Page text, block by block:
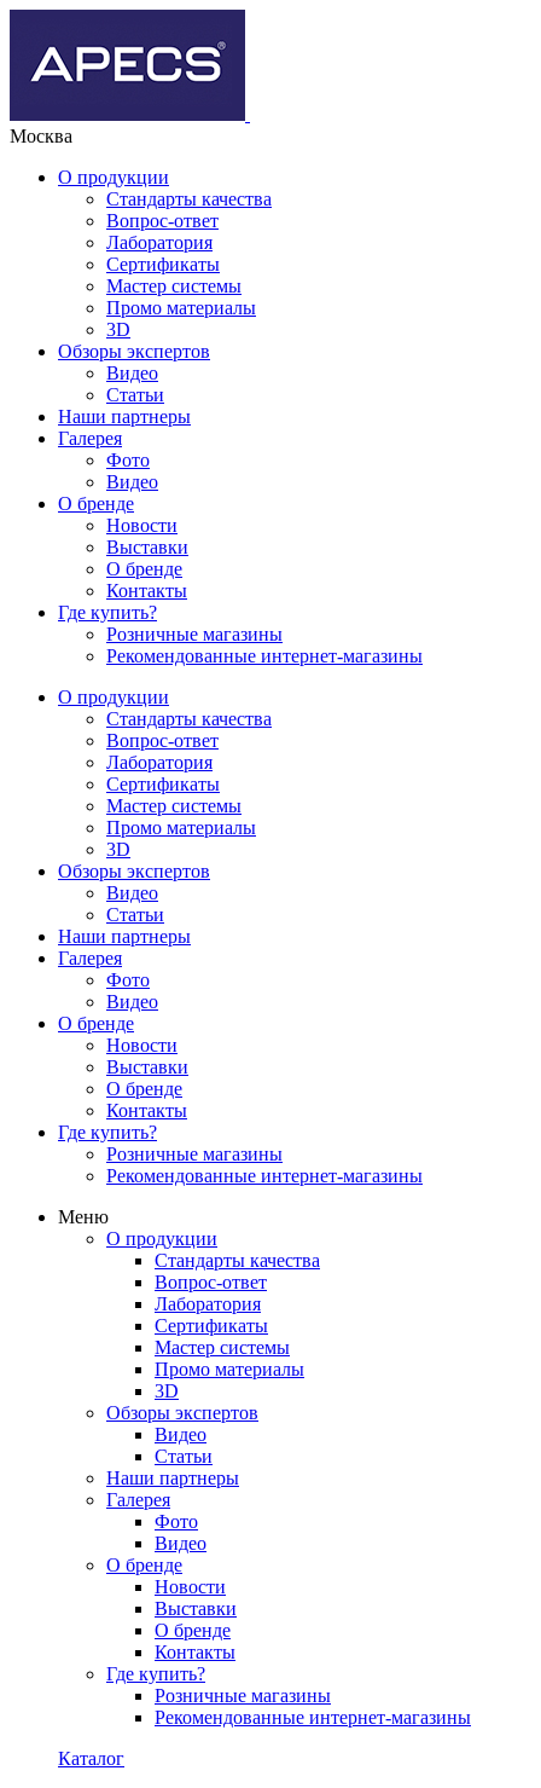
Москва
О продукции
Стандарты качества
Вопрос-ответ
Лаборатория
Сертификаты
Мастер системы
Промо материалы
3D
Обзоры экспертов
Видео
Статьи
Наши партнеры
Галерея
Фото
Видео
О бренде
Новости
Выставки
О бренде
Контакты
Где купить?
Розничные магазины
Рекомендованные интернет-магазины
О продукции
Стандарты качества
Вопрос-ответ
Лаборатория
Сертификаты
Мастер системы
Промо материалы
3D
Обзоры экспертов
Видео
Статьи
Наши партнеры
Галерея
Фото
Видео
О бренде
Новости
Выставки
О бренде
Контакты
Где купить?
Розничные магазины
Рекомендованные интернет-магазины
Меню
О продукции
Стандарты качества
Вопрос-ответ
Лаборатория
Сертификаты
Мастер системы
Промо материалы
3D
Обзоры экспертов
Видео
Статьи
Наши партнеры
Галерея
Фото
Видео
О бренде
Новости
Выставки
О бренде
Контакты
Где купить?
Розничные магазины
Рекомендованные интернет-магазины
Каталог